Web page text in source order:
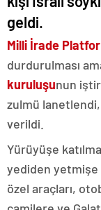
geldi.
Milli İrade
durdurulması
kuruluşunun
zulmü lanetlendi,
verildi.
Yürüyüşe
yediden
özel araçları,